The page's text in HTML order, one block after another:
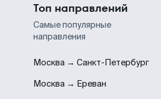
Топ направлений
Самые популярные
направления
Москва → Санкт-Петербург
Москва → Ереван